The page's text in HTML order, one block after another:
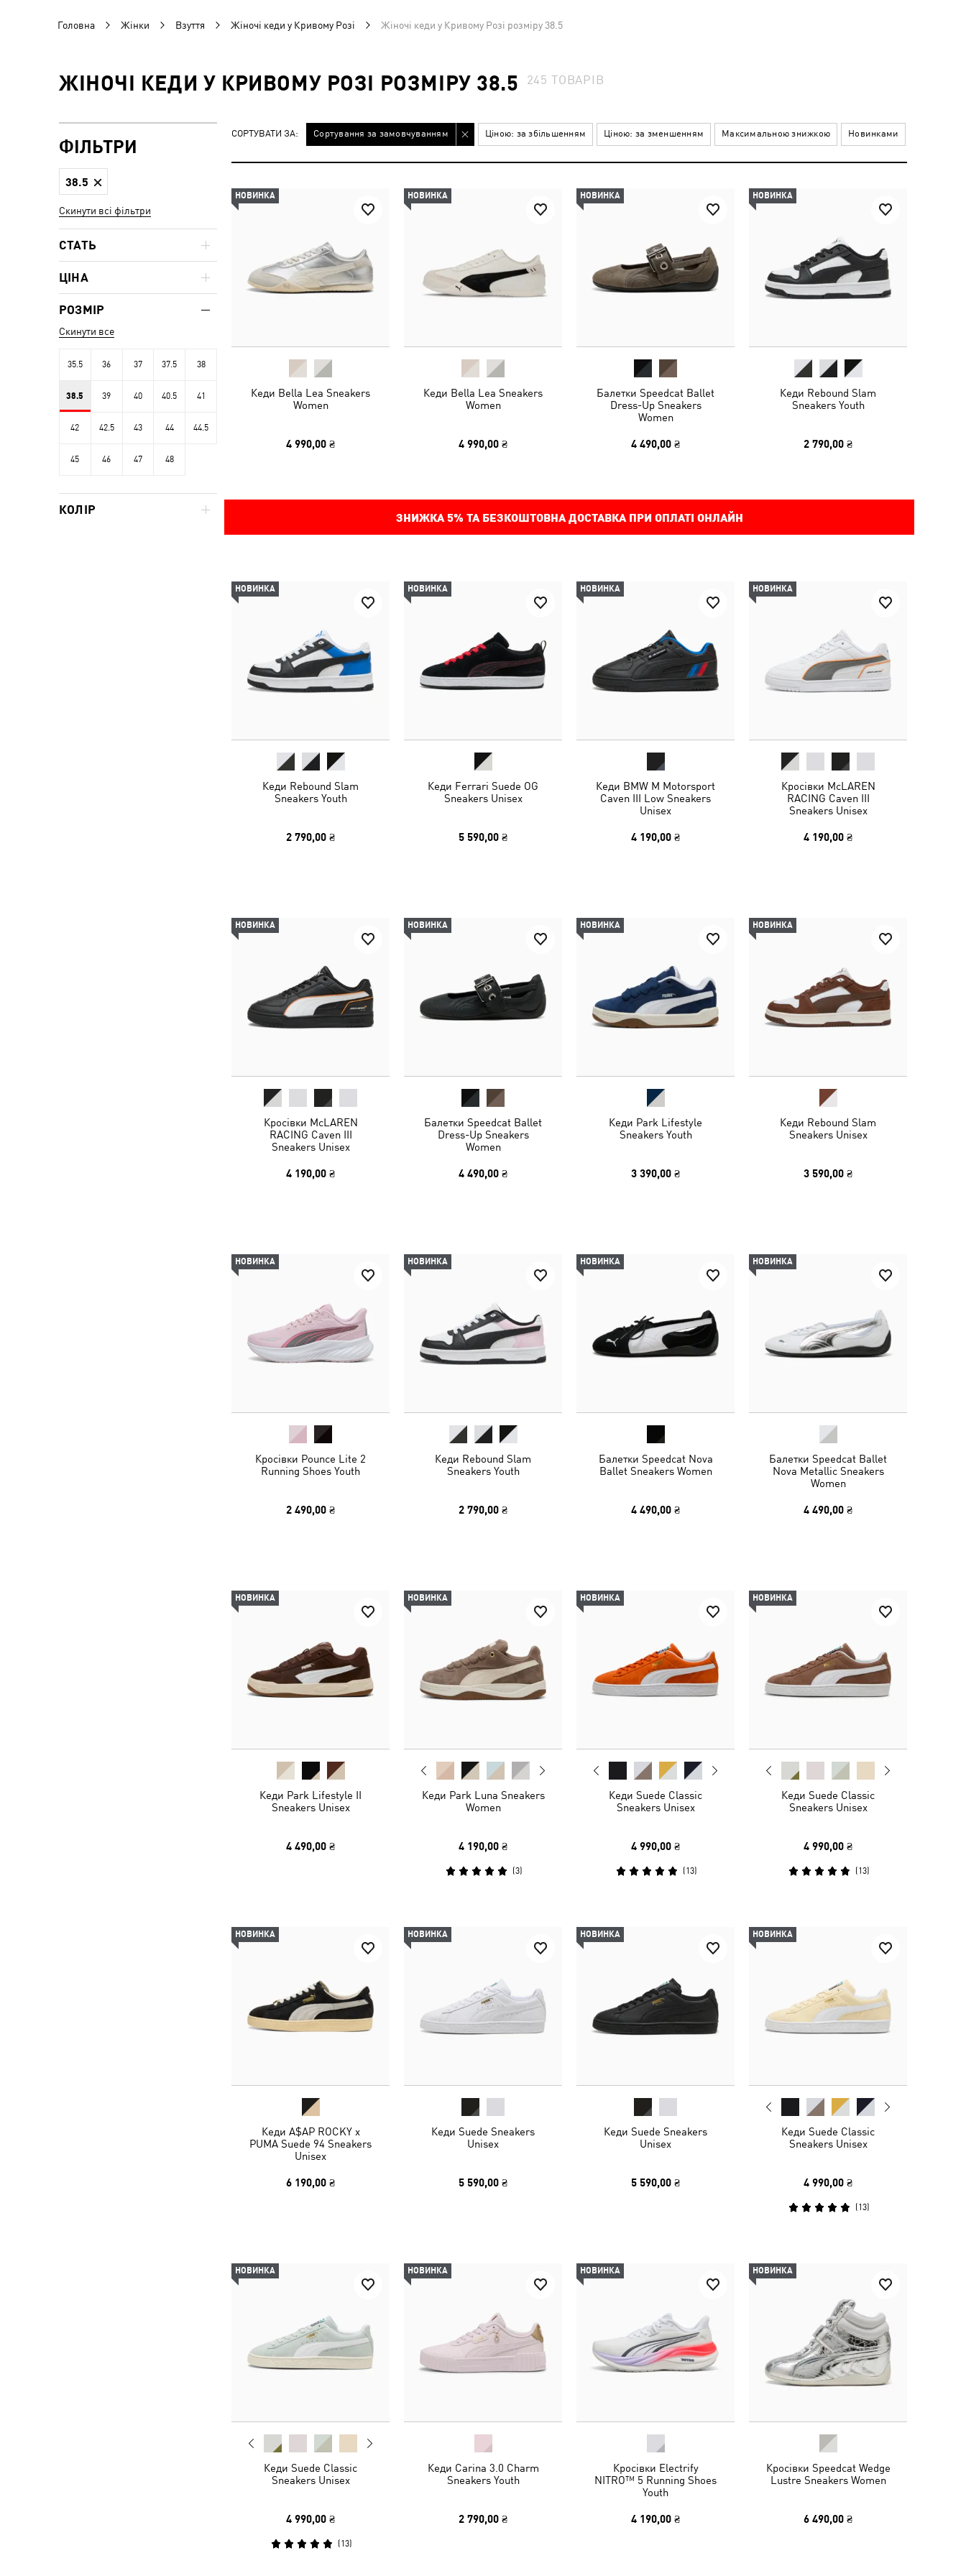
Головна Жінки Взуття Жіночі кеди у Кривому Розі Жіночі кеди у Кривому Розі розміру 38.5
ЖІНОЧІ КЕДИ У КРИВОМУ РОЗІ РОЗМІРУ 38.5 245 ТОВАРІВ
СОРТУВАТИ ЗА: Сортування за замовчуванням Ціною: за збільшенням Ціною: за зменшенням Максимальною знижкою Новинками
НОВИНКА
Кеди Bella Lea Sneakers
Women
4 990,00 ₴
НОВИНКА
Кеди Bella Lea Sneakers
Women
4 990,00 ₴
НОВИНКА
Балетки Speedcat Ballet
Dress-Up Sneakers
Women
4 490,00 ₴
НОВИНКА
Кеди Rebound Slam
Sneakers Youth
2 790,00 ₴
ЗНИЖКА 5% ТА БЕЗКОШТОВНА ДОСТАВКА ПРИ ОПЛАТІ ОНЛАЙН
НОВИНКА
Кеди Rebound Slam
Sneakers Youth
2 790,00 ₴
НОВИНКА
Кеди Ferrari Suede OG
Sneakers Unisex
5 590,00 ₴
НОВИНКА
Кеди BMW M Motorsport
Caven III Low Sneakers
Unisex
4 190,00 ₴
НОВИНКА
Кросівки McLAREN
RACING Caven III
Sneakers Unisex
4 190,00 ₴
НОВИНКА
Кросівки McLAREN
RACING Caven III
Sneakers Unisex
4 190,00 ₴
НОВИНКА
Балетки Speedcat Ballet
Dress-Up Sneakers
Women
4 490,00 ₴
НОВИНКА
Кеди Park Lifestyle
Sneakers Youth
3 390,00 ₴
НОВИНКА
Кеди Rebound Slam
Sneakers Unisex
3 590,00 ₴
НОВИНКА
Кросівки Pounce Lite 2
Running Shoes Youth
2 490,00 ₴
НОВИНКА
Кеди Rebound Slam
Sneakers Youth
2 790,00 ₴
НОВИНКА
Балетки Speedcat Nova
Ballet Sneakers Women
4 490,00 ₴
НОВИНКА
Балетки Speedcat Ballet
Nova Metallic Sneakers
Women
4 490,00 ₴
НОВИНКА
Кеди Park Lifestyle II
Sneakers Unisex
4 490,00 ₴
НОВИНКА
Кеди Park Luna Sneakers
Women
4 190,00 ₴
(3)
НОВИНКА
Кеди Suede Classic
Sneakers Unisex
4 990,00 ₴
(13)
НОВИНКА
Кеди Suede Classic
Sneakers Unisex
4 990,00 ₴
(13)
НОВИНКА
Кеди A$AP ROCKY x
PUMA Suede 94 Sneakers
Unisex
6 190,00 ₴
НОВИНКА
Кеди Suede Sneakers
Unisex
5 590,00 ₴
НОВИНКА
Кеди Suede Sneakers
Unisex
5 590,00 ₴
НОВИНКА
Кеди Suede Classic
Sneakers Unisex
4 990,00 ₴
(13)
НОВИНКА
Кеди Suede Classic
Sneakers Unisex
4 990,00 ₴
(13)
НОВИНКА
Кеди Carina 3.0 Charm
Sneakers Youth
2 790,00 ₴
НОВИНКА
Кросівки Electrify
NITRO™ 5 Running Shoes
Youth
4 190,00 ₴
НОВИНКА
Кросівки Speedcat Wedge
Lustre Sneakers Women
6 490,00 ₴
ФІЛЬТРИ
38.5
Скинути всі фільтри
СТАТЬ
ЦІНА
РОЗМІР
Скинути все
35.5 36 37 37.5 38
38.5 39 40 40.5 41
42 42.5 43 44 44.5
45 46 47 48
КОЛІР